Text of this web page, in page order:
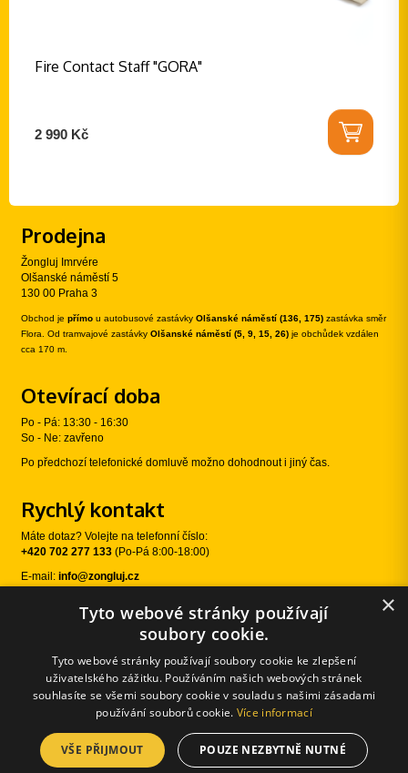
Fire Contact Staff "GORA"
2 990 Kč
Prodejna
Žongluj Imrvére
Olšanské náměstí 5
130 00 Praha 3
Obchod je přímo u autobusové zastávky Olšanské náměstí (136, 175) zastávka směr
Flora. Od tramvajové zastávky Olšanské náměstí (5, 9, 15, 26) je obchůdek vzdálen
cca 170 m.
Otevírací doba
Po - Pá: 13:30 - 16:30
So - Ne: zavřeno
Po předchozí telefonické domluvě možno dohodnout i jiný čas.
Rychlý kontakt
Máte dotaz? Volejte na telefonní číslo:
+420 702 277 133 (Po-Pá 8:00-18:00)
E-mail: info@zongluj.cz
Sledujte nás
© 2026 Žongluj.cz |
Používání cookies|
E-shopové řešení od:
×
Tyto webové stránky používají
soubory cookie.
Tyto webové stránky používají soubory cookie ke zlepšení
uživatelského zážitku. Používáním našich webových stránek
souhlasíte se všemi soubory cookie v souladu s našimi zásadami
používání souborů cookie. Více informací
VŠE PŘIJMOUT POUZE NEZBYTNĚ NUTNÉ